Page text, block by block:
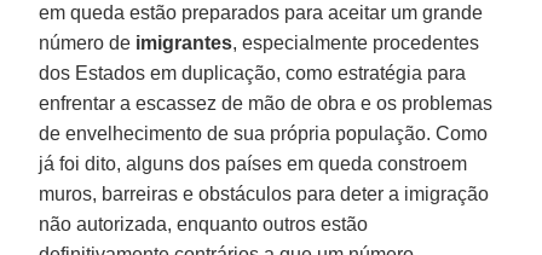
em queda estão preparados para aceitar um grande
número de imigrantes, especialmente procedentes
dos Estados em duplicação, como estratégia para
enfrentar a escassez de mão de obra e os problemas
de envelhecimento de sua própria população. Como
já foi dito, alguns dos países em queda constroem
muros, barreiras e obstáculos para deter a imigração
não autorizada, enquanto outros estão